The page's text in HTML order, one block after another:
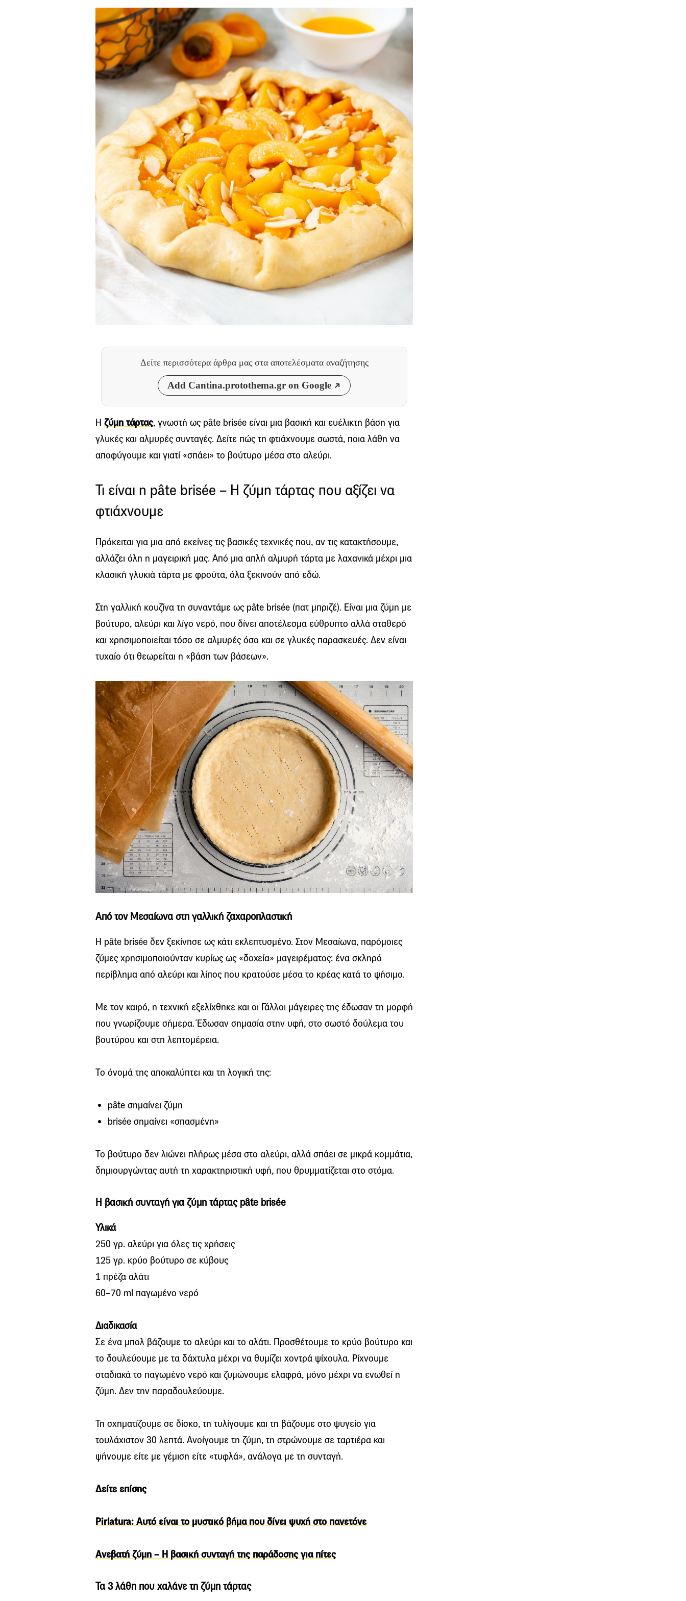
Δείτε περισσότερα άρθρα μας στα αποτελέσματα αναζήτησης
Add Cantina.protothema.gr on Google
Η ζύμη τάρτας, γνωστή ως pâte brisée είναι μια βασική και ευέλικτη βάση για
γλυκές και αλμυρές συνταγές. Δείτε πώς τη φτιάχνουμε σωστά, ποια λάθη να
αποφύγουμε και γιατί «σπάει» το βούτυρο μέσα στο αλεύρι.
Τι είναι η pâte brisée – Η ζύμη τάρτας που αξίζει να
φτιάχνουμε
Πρόκειται για μια από εκείνες τις βασικές τεχνικές που, αν τις κατακτήσουμε,
αλλάζει όλη η μαγειρική μας. Από μια απλή αλμυρή τάρτα με λαχανικά μέχρι μια
κλασική γλυκιά τάρτα με φρούτα, όλα ξεκινούν από εδώ.
Στη γαλλική κουζίνα τη συναντάμε ως pâte brisée (πατ μπριζέ). Είναι μια ζύμη με
βούτυρο, αλεύρι και λίγο νερό, που δίνει αποτέλεσμα εύθρυπτο αλλά σταθερό
και χρησιμοποιείται τόσο σε αλμυρές όσο και σε γλυκές παρασκευές. Δεν είναι
τυχαίο ότι θεωρείται η «βάση των βάσεων».
Από τον Μεσαίωνα στη γαλλική ζαχαροπλαστική
Η pâte brisée δεν ξεκίνησε ως κάτι εκλεπτυσμένο. Στον Μεσαίωνα, παρόμοιες
ζύμες χρησιμοποιούνταν κυρίως ως «δοχεία» μαγειρέματος: ένα σκληρό
περίβλημα από αλεύρι και λίπος που κρατούσε μέσα το κρέας κατά το ψήσιμο.
Με τον καιρό, η τεχνική εξελίχθηκε και οι Γάλλοι μάγειρες της έδωσαν τη μορφή
που γνωρίζουμε σήμερα. Έδωσαν σημασία στην υφή, στο σωστό δούλεμα του
βουτύρου και στη λεπτομέρεια.
Το όνομά της αποκαλύπτει και τη λογική της:
pâte σημαίνει ζύμη
brisée σημαίνει «σπασμένη»
Το βούτυρο δεν λιώνει πλήρως μέσα στο αλεύρι, αλλά σπάει σε μικρά κομμάτια,
δημιουργώντας αυτή τη χαρακτηριστική υφή, που θρυμματίζεται στο στόμα.
Η βασική συνταγή για ζύμη τάρτας pâte brisée
Υλικά
250 γρ. αλεύρι για όλες τις χρήσεις
125 γρ. κρύο βούτυρο σε κύβους
1 πρέζα αλάτι
60–70 ml παγωμένο νερό
Διαδικασία
Σε ένα μπολ βάζουμε το αλεύρι και το αλάτι. Προσθέτουμε το κρύο βούτυρο και
το δουλεύουμε με τα δάχτυλα μέχρι να θυμίζει χοντρά ψίχουλα. Ρίχνουμε
σταδιακά το παγωμένο νερό και ζυμώνουμε ελαφρά, μόνο μέχρι να ενωθεί η
ζύμη. Δεν την παραδουλεύουμε.
Τη σχηματίζουμε σε δίσκο, τη τυλίγουμε και τη βάζουμε στο ψυγείο για
τουλάχιστον 30 λεπτά. Ανοίγουμε τη ζύμη, τη στρώνουμε σε ταρτιέρα και
ψήνουμε είτε με γέμιση είτε «τυφλά», ανάλογα με τη συνταγή.
Δείτε επίσης
Pirlatura: Αυτό είναι το μυστικό βήμα που δίνει ψυχή στο πανετόνε
Ανεβατή ζύμη – Η βασική συνταγή της παράδοσης για πίτες
Τα 3 λάθη που χαλάνε τη ζύμη τάρτας